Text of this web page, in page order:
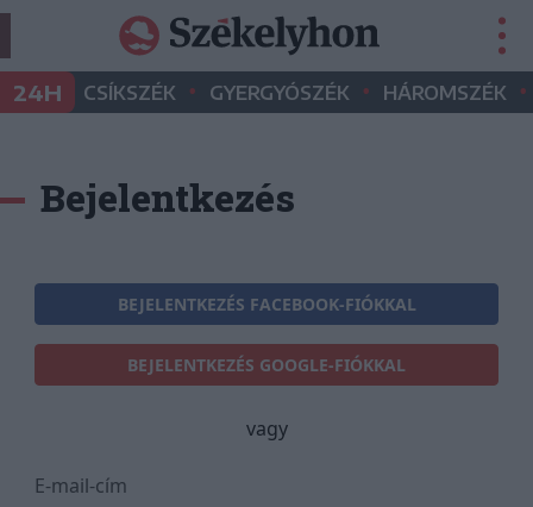
24H CSÍKSZÉK • GYERGYÓSZÉK • HÁROMSZÉK •
Bejelentkezés
BEJELENTKEZÉS FACEBOOK-FIÓKKAL
BEJELENTKEZÉS GOOGLE-FIÓKKAL
vagy
E-mail-cím